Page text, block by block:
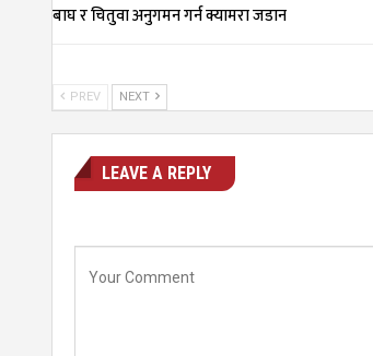
बाघ र चितुवा अनुगमन गर्न क्यामरा जडान
PREV NEXT
LEAVE A REPLY